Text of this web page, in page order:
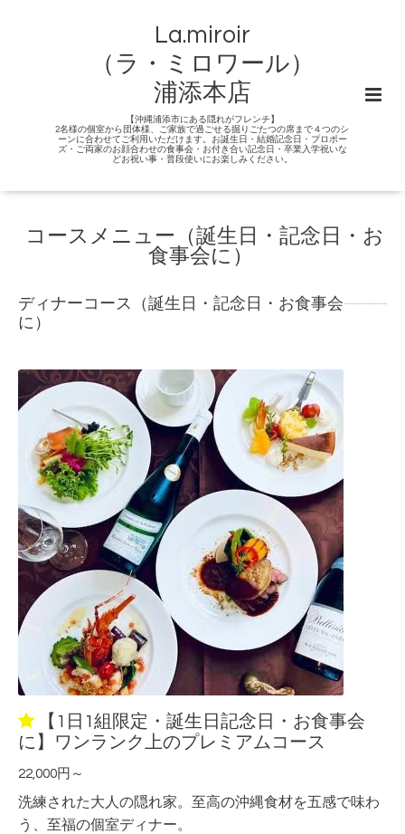
La.miroir
（ラ・ミロワール）
浦添本店
【沖縄浦添市にある隠れがフレンチ】
2名様の個室から団体様、ご家族で過ごせる掘りごたつの席まで４つのシ
ーンに合わせてご利用いただけます。お誕生日・結婚記念日・プロポー
ズ・ご両家のお顔合わせの食事会・お付き合い記念日・卒業入学祝いな
どお祝い事・普段使いにお楽しみください。
コースメニュー（誕生日・記念日・お
食事会に）
ディナーコース（誕生日・記念日・お食事会
に）
【1日1組限定・誕生日記念日・お食事会
に】ワンランク上のプレミアムコース
22,000円～
洗練された大人の隠れ家。至高の沖縄食材を五感で味わ
う、至福の個室ディナー。